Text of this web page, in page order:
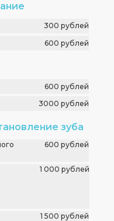
зуба
600 рублей
3000 рублей
300 рублей
600 рублей
1 500 рублей
600 рублей
1 000 рублей